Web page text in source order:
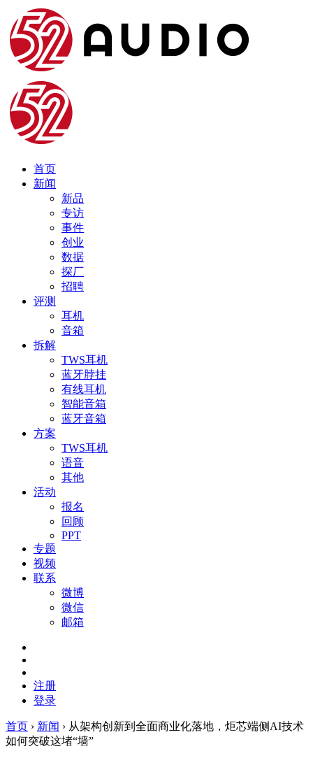
首页
新闻
新品
专访
事件
创业
数据
探厂
招聘
评测
耳机
音箱
拆解
TWS耳机
蓝牙脖挂
有线耳机
智能音箱
蓝牙音箱
方案
TWS耳机
语音
其他
活动
报名
回顾
PPT
专题
视频
联系
微博
微信
邮箱
注册
登录
首页 › 新闻 › 从架构创新到全面商业化落地，炬芯端侧AI技术
如何突破这堵“墙”